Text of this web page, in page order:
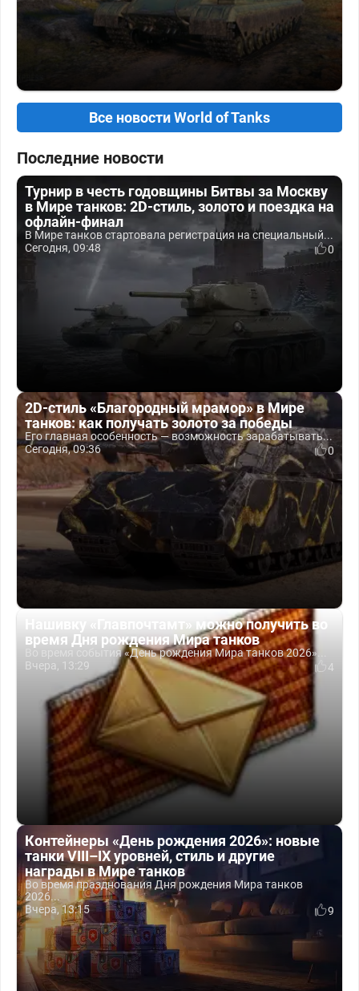
Все новости World of Tanks
Последние новости
Турнир в честь годовщины Битвы за Москву
в Мире танков: 2D-стиль, золото и поездка на
офлайн-финал
В Мире танков стартовала регистрация на специальный...
Сегодня, 09:48
0
2D-стиль «Благородный мрамор» в Мире
танков: как получать золото за победы
Его главная особенность — возможность зарабатывать...
Сегодня, 09:36
0
Нашивку «Главпочтамт» можно получить во
время Дня рождения Мира танков
Во время события «День рождения Мира танков 2026»...
Вчера, 13:29
4
Контейнеры «День рождения 2026»: новые
танки VIII–IX уровней, стиль и другие
награды в Мире танков
Во время празднования Дня рождения Мира танков
2026...
Вчера, 13:15
9